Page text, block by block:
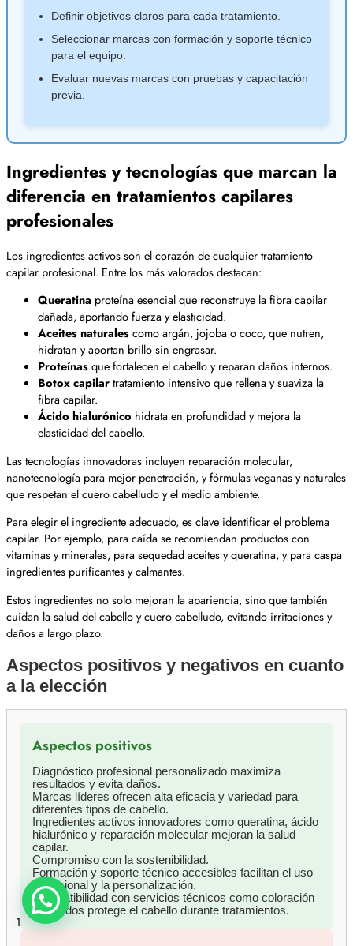
Definir objetivos claros para cada tratamiento.
Seleccionar marcas con formación y soporte técnico
para el equipo.
Evaluar nuevas marcas con pruebas y capacitación
previa.
Ingredientes y tecnologías que marcan la
diferencia en tratamientos capilares
profesionales
Los ingredientes activos son el corazón de cualquier tratamiento
capilar profesional. Entre los más valorados destacan:
Queratina proteína esencial que reconstruye la fibra capilar
dañada, aportando fuerza y elasticidad.
Aceites naturalescomo argán, jojoba o coco, que nutren,
hidratan y aportan brillo sin engrasar.
Proteínasque fortalecen el cabello y reparan daños internos.
Botox capilartratamiento intensivo que rellena y suaviza la
fibra capilar.
Ácido hialurónico hidrata en profundidad y mejora la
elasticidad del cabello.
Las tecnologías innovadoras incluyen reparación molecular,
nanotecnología para mejor penetración, y fórmulas veganas y naturales
que respetan el cuero cabelludo y el medio ambiente.
Para elegir el ingrediente adecuado, es clave identificar el problema
capilar. Por ejemplo, para caída se recomiendan productos con
vitaminas y minerales, para sequedad aceites y queratina, y para caspa
ingredientes purificantes y calmantes.
Estos ingredientes no solo mejoran la apariencia, sino que también
cuidan la salud del cabello y cuero cabelludo, evitando irritaciones y
daños a largo plazo.
Aspectos positivos y negativos en cuanto
a la elección
Aspectos positivos
Diagnóstico profesional personalizado maximiza
resultados y evita daños.
Marcas líderes ofrecen alta eficacia y variedad para
diferentes tipos de cabello.
Ingredientes activos innovadores como queratina, ácido
hialurónico y reparación molecular mejoran la salud
capilar.
Compromiso con la sostenibilidad.
Formación y soporte técnico accesibles facilitan el uso
profesional y la personalización.
Compatibilidad con servicios técnicos como coloración
y alisados protege el cabello durante tratamientos.
1